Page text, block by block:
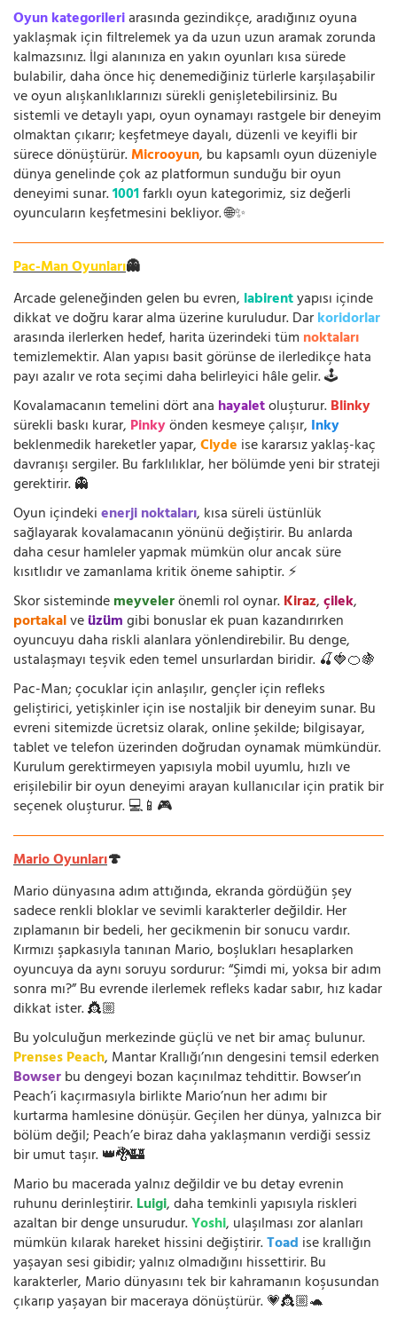
Oyun kategorileriarasında gezindikçe, aradığınız oyuna
yaklaşmak için filtrelemek ya da uzun uzun aramak zorunda
kalmazsınız. İlgi alanınıza en yakın oyunları kısa sürede
bulabilir, daha önce hiç denemediğiniz türlerle karşılaşabilir
ve oyun alışkanlıklarınızı sürekli genişletebilirsiniz. Bu
sistemli ve detaylı yapı, oyun oynamayı rastgele bir deneyim
olmaktan çıkarır; keşfetmeye dayalı, düzenli ve keyifli bir
sürece dönüştürür.Microoyun, bu kapsamlı oyun düzeniyle
dünya genelinde çok az platformun sunduğu bir oyun
deneyimi sunar.1001farklı oyun kategorimiz, siz değerli
oyuncuların keşfetmesini bekliyor. 🌐✨
Pac-Man Oyunları👻
Arcade geleneğinden gelen bu evren, labirentyapısı içinde
dikkat ve doğru karar alma üzerine kuruludur. Darkoridorlar
arasında ilerlerken hedef, harita üzerindeki tüm noktaları
temizlemektir. Alan yapısı basit görünse de ilerledikçe hata
payı azalır ve rota seçimi daha belirleyici hâle gelir. 🕹️
Kovalamacanın temelini dört ana hayaletoluşturur.Blinky
sürekli baskı kurar, Pinkyönden kesmeye çalışır, Inky
beklenmedik hareketler yapar,Clyde ise kararsız yaklaş-kaç
davranışı sergiler. Bu farklılıklar, her bölümde yeni bir strateji
gerektirir. 👻
Oyun içindekienerji noktaları, kısa süreli üstünlük
sağlayarak kovalamacanın yönünü değiştirir. Bu anlarda
daha cesur hamleler yapmak mümkün olur ancak süre
kısıtlıdır ve zamanlama kritik öneme sahiptir. ⚡
Skor sistemindemeyvelerönemli rol oynar.Kiraz,çilek,
portakalveüzümgibi bonuslar ek puan kazandırırken
oyuncuyu daha riskli alanlara yönlendirebilir. Bu denge,
ustalaşmayı teşvik eden temel unsurlardan biridir. 🍒🍓🍊🍇
Pac-Man; çocuklar için anlaşılır, gençler için refleks
geliştirici, yetişkinler için ise nostaljik bir deneyim sunar. Bu
evreni sitemizde ücretsiz olarak, online şekilde; bilgisayar,
tablet ve telefon üzerinden doğrudan oynamak mümkündür.
Kurulum gerektirmeyen yapısıyla mobil uyumlu, hızlı ve
erişilebilir bir oyun deneyimi arayan kullanıcılar için pratik bir
seçenek oluşturur. 💻📱🎮
Mario Oyunları🍄
Mario dünyasına adım attığında, ekranda gördüğün şey
sadece renkli bloklar ve sevimli karakterler değildir. Her
zıplamanın bir bedeli, her gecikmenin bir sonucu vardır.
Kırmızı şapkasıyla tanınan Mario, boşlukları hesaplarken
oyuncuya da aynı soruyu sordurur: “Şimdi mi, yoksa bir adım
sonra mı?” Bu evrende ilerlemek refleks kadar sabır, hız kadar
dikkat ister. 👸🏼
Bu yolculuğun merkezinde güçlü ve net bir amaç bulunur.
Prenses Peach, Mantar Krallığı’nın dengesini temsil ederken
Bowserbu dengeyi bozan kaçınılmaz tehdittir. Bowser’ın
Peach’i kaçırmasıyla birlikte Mario’nun her adımı bir
kurtarma hamlesine dönüşür. Geçilen her dünya, yalnızca bir
bölüm değil; Peach’e biraz daha yaklaşmanın verdiği sessiz
bir umut taşır. 👑🐉🏰
Mario bu macerada yalnız değildir ve bu detay evrenin
ruhunu derinleştirir.Luigi, daha temkinli yapısıyla riskleri
azaltan bir denge unsurudur.Yoshi, ulaşılması zor alanları
mümkün kılarak hareket hissini değiştirir.Toad ise krallığın
yaşayan sesi gibidir; yalnız olmadığını hissettirir. Bu
karakterler, Mario dünyasını tek bir kahramanın koşusundan
çıkarıp yaşayan bir maceraya dönüştürür. 💗👸🏼🐢